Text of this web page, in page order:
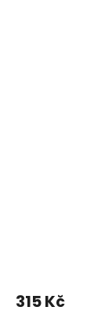
315 Kč